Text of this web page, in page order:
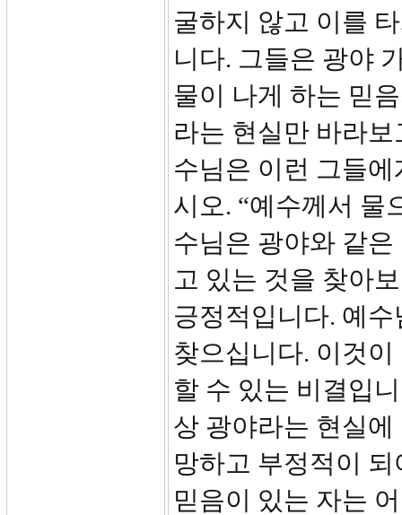
굴하지 않고 이를
니다. 그들은 광야
물이 나게 하는 믿
라는 현실만 바라
수님은 이런 그들
시오. “예수께서 물
수님은 광야와 같
고 있는 것을 찾아
긍정적입니다. 예
찾으십니다. 이것
할 수 있는 비결입
상 광야라는 현실
망하고 부정적이
믿음이 있는 자는